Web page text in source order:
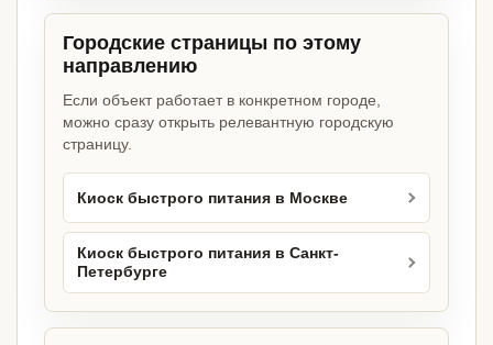
Городские страницы по этому
направлению
Если объект работает в конкретном городе,
можно сразу открыть релевантную городскую
страницу.
Киоск быстрого питания в Москве
Киоск быстрого питания в Санкт-
Петербурге